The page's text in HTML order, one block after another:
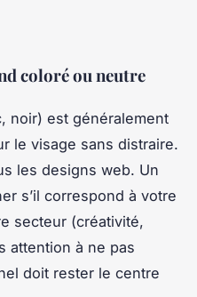
coloré ou neutre
noir) est généralement
le visage sans distraire.
les designs web. Un
s’il correspond à votre
secteur (créativité,
attention à ne pas
doit rester le centre